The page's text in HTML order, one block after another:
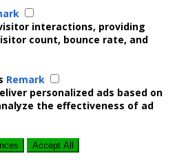
interactions, providing
count, bounce rate, and
Remark
personalized ads based on
the effectiveness of ad
Accept All